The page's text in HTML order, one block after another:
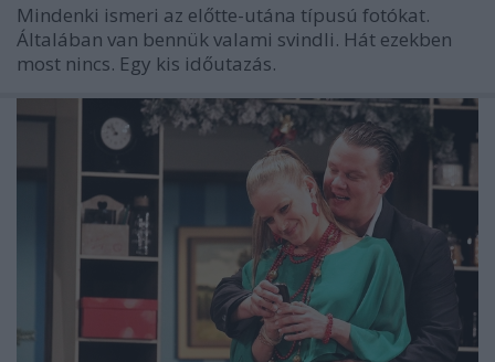
Mindenki ismeri az előtte-utána típusú fotókat.
Általában van bennük valami svindli. Hát ezekben
most nincs. Egy kis időutazás.